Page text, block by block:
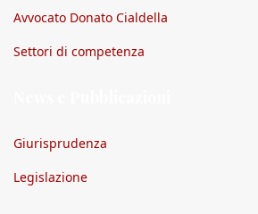
Avvocato Donato Cialdella
Settori di competenza
Giurisprudenza
Legislazione